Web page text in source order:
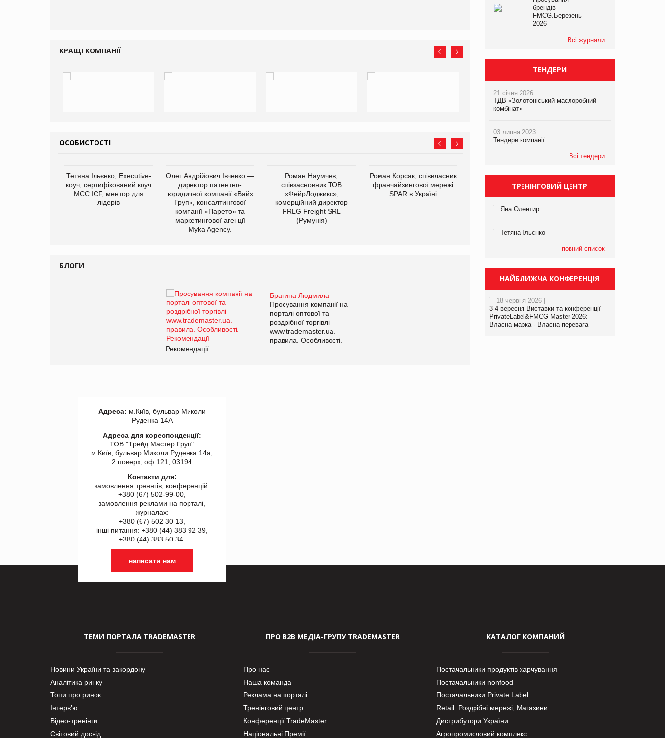
КРАЩІ КОМПАНІЇ
ОСОБИСТОСТІ
Тетяна Ільєнко, Executive-
коуч, сертифікований коуч
МСС ICF, ментор для
лідерів
Олег Андрійович Івченко —
директор патентно-
юридичної компанії «Вайз
Груп», консалтингової
компанії «Парето» та
маркетингової агенції
Myka Agency.
Роман Наумчев,
співзасновник ТОВ
«ФейрЛоджикс»,
комерційний директор
FRLG Freight SRL
(Румунія)
Роман Корсак, співвласник
франчайзингової мережі
SPAR в Україні
Олексій Логачов-Михайлов
Файно маркет Директор
Яна Сараніна, директор
компанії «УкраМарин»
БЛОГИ
Брагина Людмила
Просування компанії на
порталі оптової та
роздрібної торгівлі
www.trademaster.ua.
правила. Особливості.
Рекомендації
Просування компанії на
порталі оптової та
роздрібної торгівлі
брендів
FMCG.Березень
2026
Всі журнали
ТЕНДЕРИ
21 січня 2026
ТДВ «Золотоніський маслоробний
комбінат»
03 липня 2023
Тендери компанії
Всі тендери
ТРЕНІНГОВИЙ ЦЕНТР
Яна Олентир
Тетяна Ільєнко
повний список
НАЙБЛИЖЧА КОНФЕРЕНЦІЯ
18 червня 2026 |
3-4 вересня Виставки та конференції
PrivateLabel&FMCG Master-2026:
Власна марка - Власна перевага
Адреса: м.Київ, бульвар Миколи
Руденка 14А
Адреса для кореспонденції:
ТОВ "Tрейд Мастер Груп"
м.Київ, бульвар Миколи Руденка 14а,
2 поверх, оф 121, 03194
Контакти для:
замовлення треннгів, конференцій:
+380 (67) 502-99-00,
замовлення реклами на порталі,
журналах:
+380 (67) 502 30 13,
інші питання: +380 (44) 383 92 39,
+380 (44) 383 50 34.
написати нам
ТЕМИ ПОРТАЛА TRADEMASTER
Новини України та закордону
Аналітика ринку
Топи про ринок
Інтерв’ю
Відео-тренінги
Світовий досвід
ПРО В2В МЕДІА-ГРУПУ TRADEMASTER
Про нас
Наша команда
Реклама на порталі
Тренінговий центр
Конференції TradeMaster
Національні Премії
КАТАЛОГ КОМПАНИЙ
Постачальники продуктів харчування
Постачальники nonfood
Постачальники Private Label
Retail. Роздрібні мережі, Магазини
Дистрибутори України
Агропромисловий комплекс